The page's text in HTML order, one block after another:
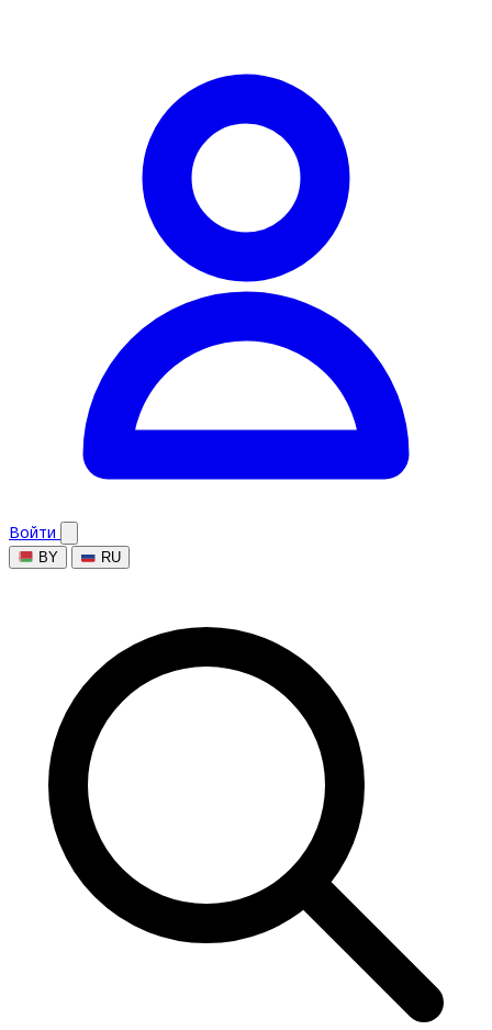
Войти
BY RU